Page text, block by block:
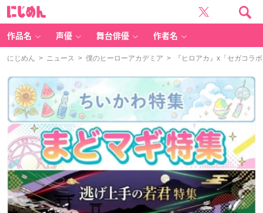
作品名 声優 舞台俳優 作者名
にじめん > ニュース > 僕のヒーローアカデミア > 『ヒロアカ』x「セガコラ